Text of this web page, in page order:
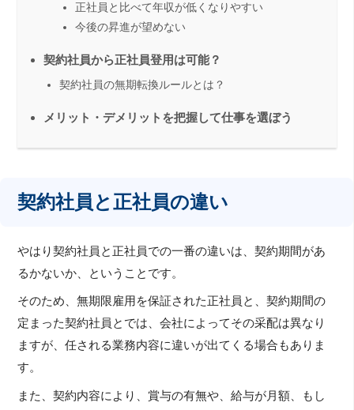
正社員と比べて年収が低くなりやすい
今後の昇進が望めない
契約社員から正社員登用は可能？
契約社員の無期転換ルールとは？
メリット・デメリットを把握して仕事を選ぼう
契約社員と正社員の違い
やはり契約社員と正社員での一番の違いは、契約期間があ
るかないか、ということです。
そのため、無期限雇用を保証された正社員と、契約期間の
定まった契約社員とでは、会社によってその采配は異なり
ますが、任される業務内容に違いが出てくる場合もありま
す。
また、契約内容により、賞与の有無や、給与が月額、もし